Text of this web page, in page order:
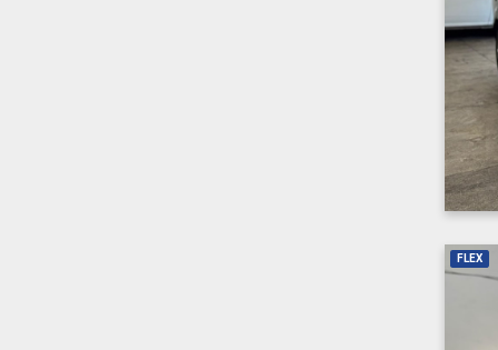
FLEX